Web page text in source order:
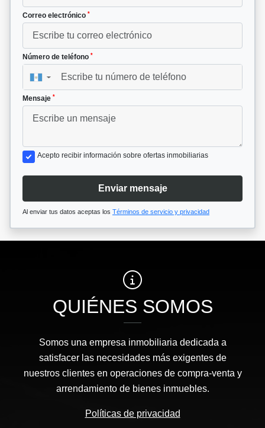
Correo electrónico *
Número de teléfono *
▼
Mensaje *
Acepto recibir información sobre ofertas inmobiliarias
Enviar mensaje
Al enviar tus datos aceptas los Términos de servicio y privacidad
QUIÉNES SOMOS
Somos una empresa inmobiliaria dedicada a
satisfacer las necesidades más exigentes de
nuestros clientes en operaciones de compra-venta y
arrendamiento de bienes inmuebles.
Políticas de privacidad